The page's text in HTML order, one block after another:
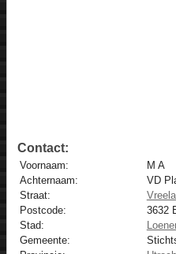
Contact:
Voornaam:
M A
Achternaam:
VD
Straat:
Postcode:
3632
Stad:
Gemeente: